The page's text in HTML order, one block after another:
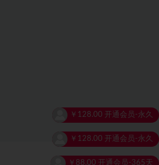
￥128.00 开通会员-永久
￥88.00 开通会员-365天